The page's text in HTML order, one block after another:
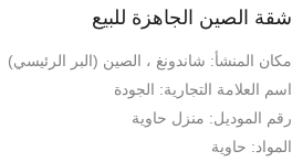
شقة الصين الجاهزة للبيع
مكان المنشأ: شاندونغ ، الصين (البر الرئيسي)
اسم العلامة التجارية: الجودة
رقم الموديل: منزل حاوية
المواد: حاوية